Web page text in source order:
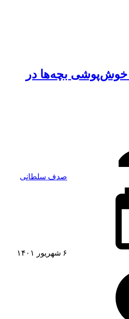
خوش‌پوشی بچه‌ها در
صدف سلطانی
۶ شهریور ۱۴۰۱